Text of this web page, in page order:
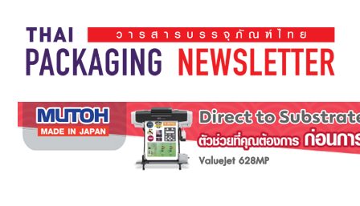
main
content
secondary
menu
primary
sidebar
footer
Thai
Pack
Magazine
Pack
Magazine